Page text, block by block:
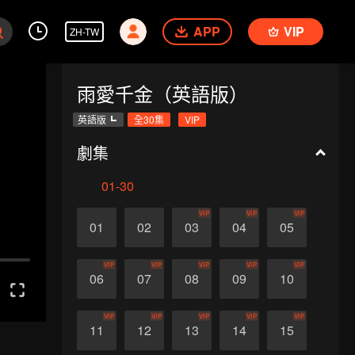
ZH-TW APP VIP
雨愛千金（英語版）
英語版 全30集 VIP
劇集
01-30
01 02 03
VIP
04
VIP
05
VIP
06
VIP
07
VIP
08
VIP
09
VIP
10
VIP
11
VIP
12
VIP
13
VIP
14
VIP
15
VIP